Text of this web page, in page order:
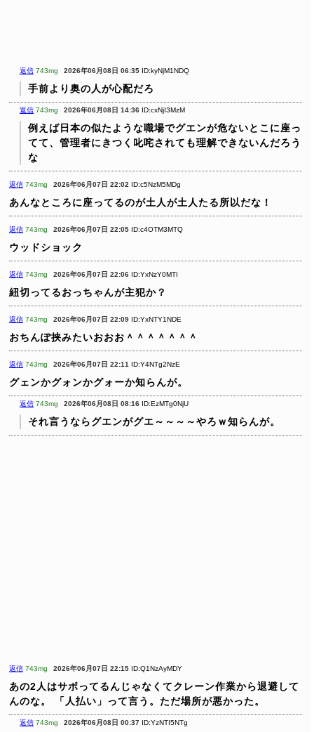
返信 743mg 2026年06月08日 06:35 ID:kyNjM1NDQ
手前より奥の人が心配だろ
返信 743mg 2026年06月08日 14:36 ID:cxNjI3MzM
例えば日本の似たような職場でグエンが危ないとこに座っ
てて、管理者にきつく叱咤されても理解できないんだろう
な
返信 743mg 2026年06月07日 22:02 ID:c5NzM5MDg
あんなところに座ってるのが土人が土人たる所以だな！
返信 743mg 2026年06月07日 22:05 ID:c4OTM3MTQ
ウッドショック
返信 743mg 2026年06月07日 22:06 ID:YxNzY0MTI
紐切ってるおっちゃんが主犯か？
返信 743mg 2026年06月07日 22:09 ID:YxNTY1NDE
おちんぽ挟みたいおおお＾＾＾＾＾＾＾
返信 743mg 2026年06月07日 22:11 ID:Y4NTg2NzE
グェンかグォンかグォーか知らんが。
返信 743mg 2026年06月08日 08:16 ID:EzMTg0NjU
それ言うならグエンがグエ～～～～やろｗ知らんが。
返信 743mg 2026年06月07日 22:15 ID:Q1NzAyMDY
あの2人はサボってるんじゃなくてクレーン作業から退避して
んのな。
「人払い」って言う。ただ場所が悪かった。
返信 743mg 2026年06月08日 00:37 ID:YzNTI5NTg